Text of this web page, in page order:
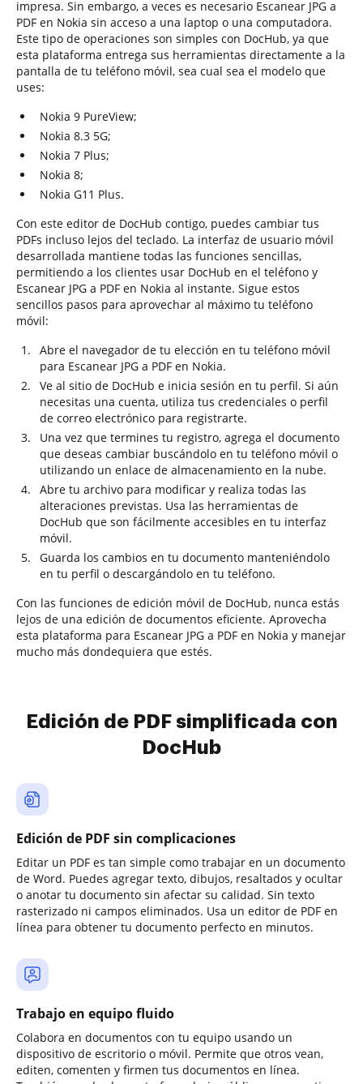
impresa. Sin embargo, a veces es necesario Escanear JPG a
PDF en Nokia sin acceso a una laptop o una computadora.
Este tipo de operaciones son simples con DocHub, ya que
esta plataforma entrega sus herramientas directamente a la
pantalla de tu teléfono móvil, sea cual sea el modelo que
uses:
Nokia 9 PureView;
Nokia 8.3 5G;
Nokia 7 Plus;
Nokia 8;
Nokia G11 Plus.
Con este editor de DocHub contigo, puedes cambiar tus
PDFs incluso lejos del teclado. La interfaz de usuario móvil
desarrollada mantiene todas las funciones sencillas,
permitiendo a los clientes usar DocHub en el teléfono y
Escanear JPG a PDF en Nokia al instante. Sigue estos
sencillos pasos para aprovechar al máximo tu teléfono
móvil:
Abre el navegador de tu elección en tu teléfono móvil
para Escanear JPG a PDF en Nokia.
Ve al sitio de DocHub e inicia sesión en tu perfil. Si aún
necesitas una cuenta, utiliza tus credenciales o perfil
de correo electrónico para registrarte.
Una vez que termines tu registro, agrega el documento
que deseas cambiar buscándolo en tu teléfono móvil o
utilizando un enlace de almacenamiento en la nube.
Abre tu archivo para modificar y realiza todas las
alteraciones previstas. Usa las herramientas de
DocHub que son fácilmente accesibles en tu interfaz
móvil.
Guarda los cambios en tu documento manteniéndolo
en tu perfil o descargándolo en tu teléfono.
Con las funciones de edición móvil de DocHub, nunca estás
lejos de una edición de documentos eficiente. Aprovecha
esta plataforma para Escanear JPG a PDF en Nokia y manejar
mucho más dondequiera que estés.
Edición de PDF simplificada con
DocHub
Edición de PDF sin complicaciones
Editar un PDF es tan simple como trabajar en un documento
de Word. Puedes agregar texto, dibujos, resaltados y ocultar
o anotar tu documento sin afectar su calidad. Sin texto
rasterizado ni campos eliminados. Usa un editor de PDF en
línea para obtener tu documento perfecto en minutos.
Trabajo en equipo fluido
Colabora en documentos con tu equipo usando un
dispositivo de escritorio o móvil. Permite que otros vean,
editen, comenten y firmen tus documentos en línea.